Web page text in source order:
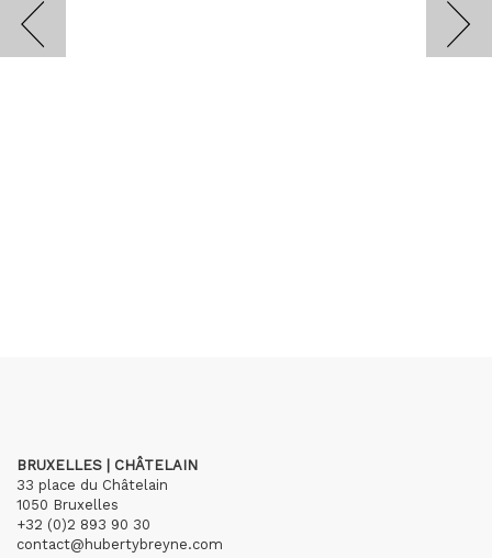
BRUXELLES | CHÂTELAIN
33 place du Châtelain
1050 Bruxelles
+32 (0)2 893 90 30
contact@hubertybreyne.com